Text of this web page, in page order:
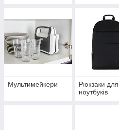
Мультимейкери
Рюкзаки для
ноутбуків